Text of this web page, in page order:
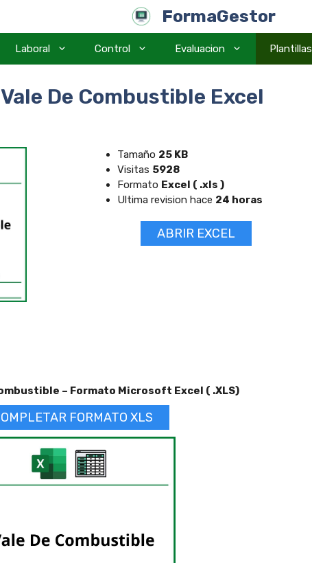
FormaGestor
Laboral Control Evaluacion Plantillas
De Combustible Excel
Tamaño 25 KB
Visitas 5928
Formato Excel ( .xls )
Ultima revision hace 24 horas
ABRIR EXCEL
– Formato Microsoft Excel ( .XLS)
FORMATO XLS